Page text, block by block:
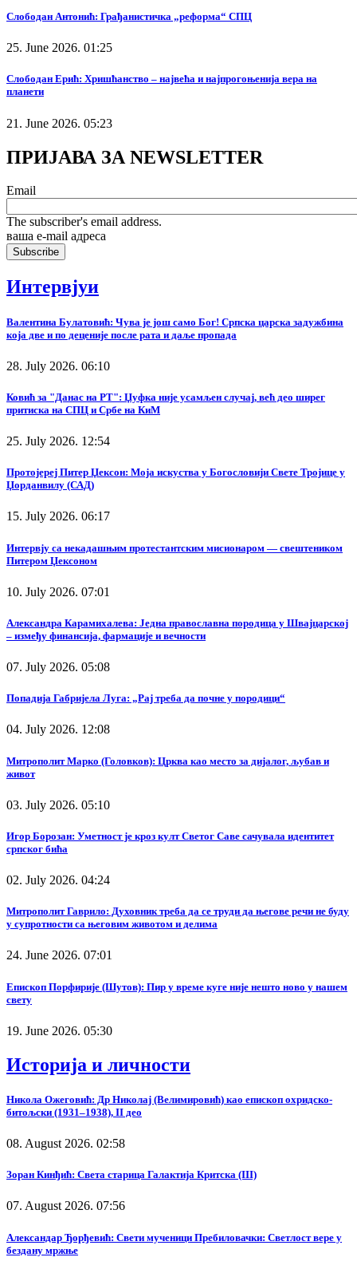
Слободан Антонић: Грађанистичка „реформа“ СПЦ
25. June 2026. 01:25
Слободан Ерић: Хришћанство – највећа и најпрогоњенија вера на
планети
21. June 2026. 05:23
ПРИЈАВА ЗА NEWSLETTER
Email
The subscriber's email address.
ваша е-mail адреса
Интервјуи
Валентина Булатовић: Чува је још само Бог! Српска царска задужбина
која две и по деценије после рата и даље пропада
28. July 2026. 06:10
Ковић за "Данас на РТ": Џуфка није усамљен случај, већ део ширег
притиска на СПЦ и Србе на КиМ
25. July 2026. 12:54
Протојереј Питер Џексон: Моја искуства у Богословији Свете Тројице у
Џорданвилу (САД)
15. July 2026. 06:17
Интервју са некадашњим протестантским мисионаром — свештеником
Питером Џексоном
10. July 2026. 07:01
Александра Карамихалева: Једна православна породица у Швајцарској
– између финансија, фармације и вечности
07. July 2026. 05:08
Попадија Габријела Луга: „Рај треба да почне у породици“
04. July 2026. 12:08
Митрополит Марко (Головков): Црква као место за дијалог, љубав и
живот
03. July 2026. 05:10
Игор Борозан: Уметност је кроз култ Светог Саве сачувала идентитет
српског бића
02. July 2026. 04:24
Митрополит Гаврило: Духовник треба да се труди да његове речи не буду
у супротности са његовим животом и делима
24. June 2026. 07:01
Епископ Порфирије (Шутов): Пир у време куге није нешто ново у нашем
свету
19. June 2026. 05:30
Историја и личности
Никола Ожеговић: Др Николај (Велимировић) као епископ охридско-
битољски (1931–1938), II део
08. August 2026. 02:58
Зоран Кинђић: Света старица Галактија Критска (III)
07. August 2026. 07:56
Александар Ђорђевић: Свети мученици Пребиловачки: Светлост вере у
бездану мржње